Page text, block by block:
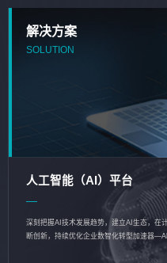
解决方案
SOLUTION
人工智能（AI）平台
深刻把握AI技术发展趋势，建立AI生态，在
断创新，持续优化企业数智化转型加速器